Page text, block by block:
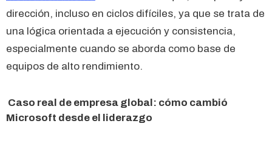
dirección, incluso en ciclos difíciles, ya que se trata de
una lógica orientada a ejecución y consistencia,
especialmente cuando se aborda como base de
equipos de alto rendimiento.
Caso real de empresa global: cómo cambió
Microsoft desde el liderazgo